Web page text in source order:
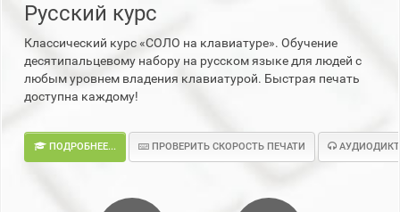
Русский курс
Классический курс «СОЛО на клавиатуре». Обучение
десятипальцевому набору на русском языке для людей с
любым уровнем владения клавиатурой. Быстрая печать
доступна каждому!
ПОДРОБНЕЕ... ПРОВЕРИТЬ СКОРОСТЬ ПЕЧАТИ